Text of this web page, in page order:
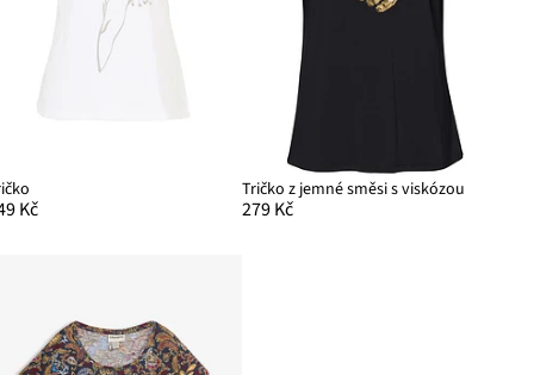
Kč
Tričko z jemné směsi s viskózou
279 Kč